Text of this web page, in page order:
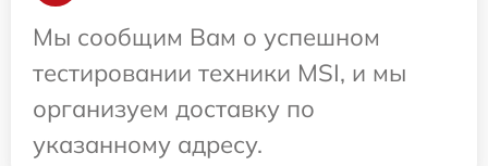
Мы сообщим Вам о успешном
тестировании техники MSI, и мы
организуем доставку по
указанному адресу.